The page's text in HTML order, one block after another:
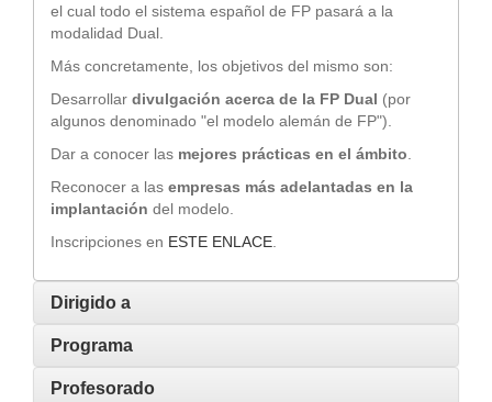
el cual todo el sistema español de FP pasará a la
modalidad Dual.
Más concretamente, los objetivos del mismo son:
Desarrollar divulgación acerca de la FP Dual (por
algunos denominado "el modelo alemán de FP").
Dar a conocer las mejores prácticas en el ámbito
Reconocer a las empresas más adelantadas en la
implantación del modelo.
Inscripciones en ESTE ENLACE
Dirigido a
Programa
Profesorado